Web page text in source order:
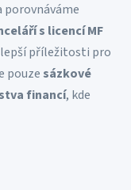
porovnáváme
s licencí MF
příležitosti pro
pouzesázkové
financí, kde